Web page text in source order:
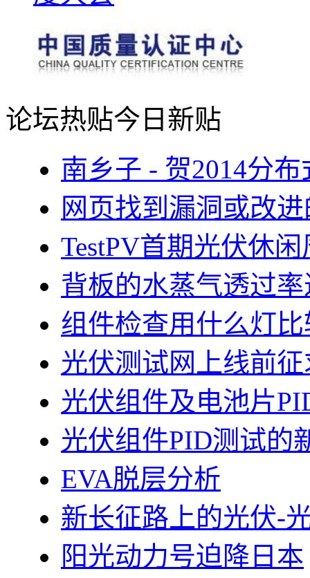
论坛热贴今日新贴
南乡子 - 贺2014分
网页找到漏洞或改
TestPV首期光伏休
背板的水蒸气透过
组件检查用什么灯
光伏测试网上线前
光伏组件及电池片
光伏组件PID测试的
EVA脱层分析
新长征路上的光伏-
阳光动力号迫降日本